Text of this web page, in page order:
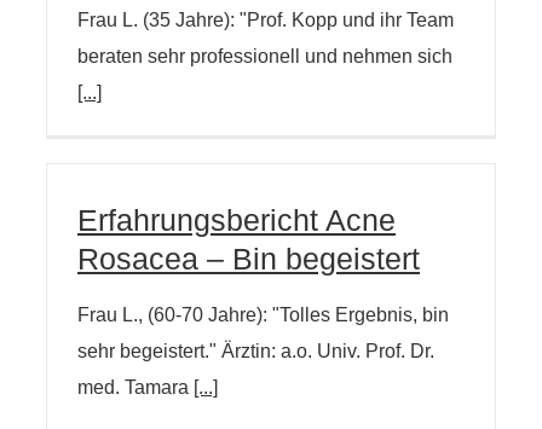
Frau L. (35 Jahre): "Prof. Kopp und ihr Team
beraten sehr professionell und nehmen sich
[...]
Erfahrungsbericht Acne
Rosacea – Bin begeistert
Frau L., (60-70 Jahre): "Tolles Ergebnis, bin
sehr begeistert." Ärztin: a.o. Univ. Prof. Dr.
med. Tamara [...]